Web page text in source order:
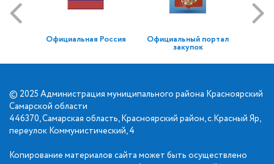
Официальная Россия Официальный портал
закупок
© 2025 Администрация муниципального района Красноярский
Самарской области
446370, Самарская область, Красноярский район, с.Красный Яр,
переулок Коммунистический, 4
Копирование материалов сайта может быть осуществлено